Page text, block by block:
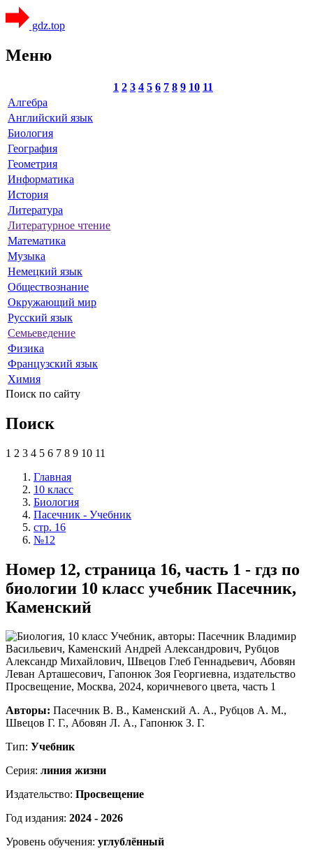
gdz.top
Меню
1 2 3 4 5 6 7 8 9 10 11
Алгебра
Английский язык
Биология
География
Геометрия
Информатика
История
Литература
Литературное чтение
Математика
Музыка
Немецкий язык
Обществознание
Окружающий мир
Русский язык
Семьеведение
Физика
Французский язык
Химия
Поиск по сайту
Поиск
1 2 3 4 5 6 7 8 9 10 11
Главная
10 класс
Биология
Пасечник - Учебник
стр. 16
№12
Номер 12, страница 16, часть 1 - гдз по
биологии 10 класс учебник Пасечник,
Каменский
Авторы: Пасечник В. В., Каменский А. А., Рубцов А. М.,
Швецов Г. Г., Абовян Л. А., Гапонюк З. Г.
Тип: Учебник
Серия: линия жизни
Издательство: Просвещение
Год издания: 2024 - 2026
Уровень обучения: углублённый